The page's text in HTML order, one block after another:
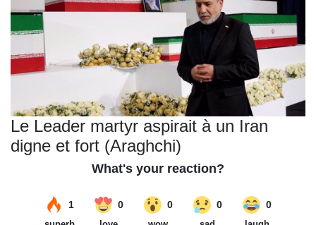
Le Leader martyr aspirait à un Iran
digne et fort (Araghchi)